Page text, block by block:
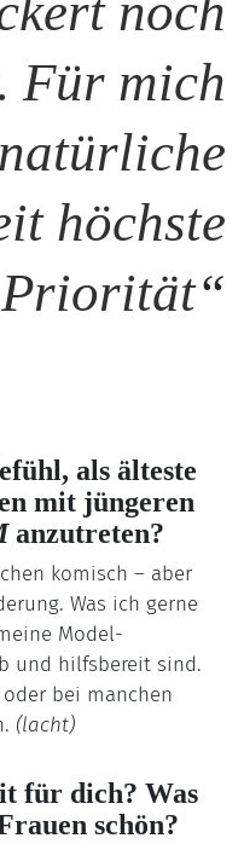
noch
Für mich
höchste
Priorität“
als älteste
mit jüngeren
anzutreten?
komisch – aber
Was ich gerne
Model-
und hilfsbereit sind.
bei manchen
(lacht)
für dich? Was
schön?